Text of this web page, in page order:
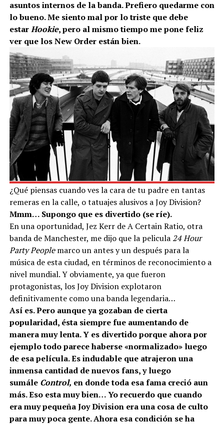
asuntos internos de la banda. Prefiero quedarme con
lo bueno. Me siento mal por lo triste que debe
estarHookie, pero al mismo tiempo me pone feliz
ver que los New Order están bien.
¿Qué piensas cuando ves la cara de tu padre en tantas
remeras en la calle, o tatuajes alusivos a Joy Division?
Mmm… Supongo que es divertido (se ríe).
En una oportunidad, Jez Kerr de A Certain Ratio, otra
banda de Manchester, me dijo que la pelicula 24 Hour
Party Peoplemarco un antes y un después para la
música de esta ciudad, en términos de reconocimiento a
nivel mundial. Y obviamente, ya que fueron
protagonistas, los Joy Division explotaron
definitivamente como una banda legendaria…
Así es. Pero aunque ya gozaban de cierta
popularidad, ésta siempre fue aumentando de
manera muy lenta. Y es divertido porque ahora por
ejemplo todo parece haberse «normalizado» luego
de esa película. Es indudable que atrajeron una
inmensa cantidad de nuevos fans, y luego
sumále Control, en donde toda esa fama creció aun
más. Eso esta muy bien… Yo recuerdo que cuando
era muy pequeña Joy Division era una cosa de culto
para muy poca gente. Ahora esa condición se ha